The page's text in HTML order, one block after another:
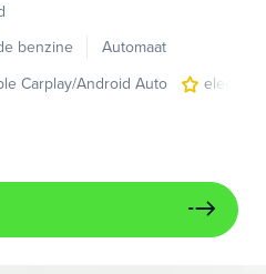
benzine
Automaat
Carplay/Android Auto